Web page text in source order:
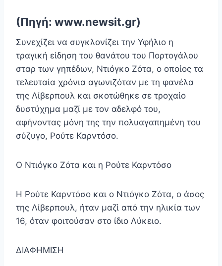
(Πηγή: www.newsit.gr)
Συνεχίζει να συγκλονίζει την Υφήλιο η
τραγική είδηση του θανάτου του Πορτογάλου
σταρ των γηπέδων, Ντιόγκο Ζότα, ο οποίος τα
τελευταία χρόνια αγωνιζόταν με τη φανέλα
της Λίβερπουλ και σκοτώθηκε σε τροχαίο
δυστύχημα μαζί με τον αδελφό του,
αφήνοντας μόνη της την πολυαγαπημένη του
σύζυγο, Ρούτε Καρντόσο.
Ο Ντιόγκο Ζότα και η Ρούτε Καρντόσο
Η Ρούτε Καρντόσο και ο Ντιόγκο Ζότα, ο άσος
της Λίβερπουλ, ήταν μαζί από την ηλικία των
16, όταν φοιτούσαν στο ίδιο Λύκειο.
ΔΙΑΦΗΜΙΣΗ